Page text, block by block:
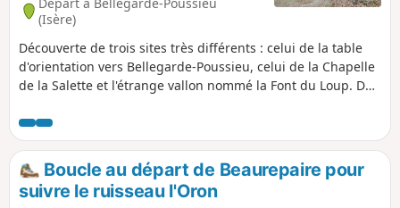
(Isère)
Découverte de trois sites très différents : celui de la table
d'orientation vers Bellegarde-Poussieu, celui de la Chapelle
de la Salette et l'étrange vallon nommé la Font du Loup. De
Alpes et sous de grands arbres vous pourrez stationner et
utiliser des tables de pique-nique. De la chapelle, vous
pourrez voir la très agréable Combe Rival. La Font du Loup
est un étrange vallon dans la forêt traversé par plusieurs
ruisseaux.
Boucle au départ de Beaurepaire pour
suivre le ruisseau l'Oron